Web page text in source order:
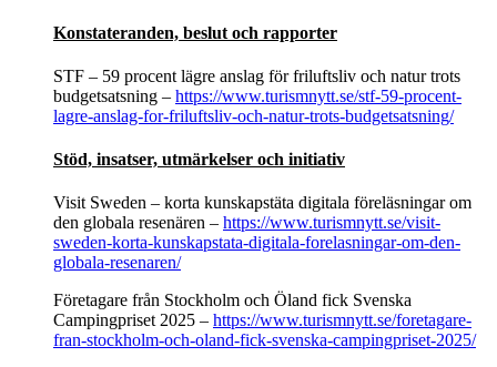
Konstateranden, beslut och rapporter
STF – 59 procent lägre anslag för friluftsliv och natur trots
budgetsatsning – https://www.turismnytt.se/stf-59-procent-
lagre-anslag-for-friluftsliv-och-natur-trots-budgetsatsning/
Stöd, insatser, utmärkelser och initiativ
Visit Sweden – korta kunskapstäta digitala föreläsningar om
den globala resenären – https://www.turismnytt.se/visit-
sweden-korta-kunskapstata-digitala-forelasningar-om-den-
globala-resenaren/
Företagare från Stockholm och Öland fick Svenska
Campingpriset 2025 – https://www.turismnytt.se/foretagare-
fran-stockholm-och-oland-fick-svenska-campingpriset-2025/